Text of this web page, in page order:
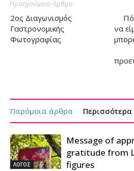
Προηγούμενο άρθρο
2ος Διαγωνισμός
Γαστρονομικής
Φωτογραφίας
να
Παρόμοια άρθρα Περισσότερα
ΛΟΓΟΣ
Message of
gratitude from
figures